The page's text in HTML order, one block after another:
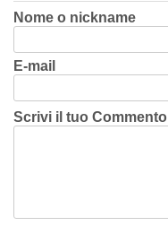
Nome o nickname
E-mail
Scrivi il tuo Commento